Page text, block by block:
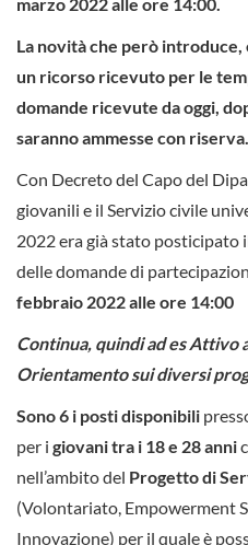
La novità che però introduce,
un ricorso ricevuto per le
domande ricevute da oggi,
saranno ammesse con riserva.
Con Decreto del Capo del
giovanili e il Servizio civile
2022 era già stato posticipato
delle domande di
febbraio 2022 alle ore 14:00
Continua, quindi ad es Attivo
Orientamento sui diversi
Sono 6 i posti disponibili
per i giovani tra i 18 e 28 anni
nell’ambito del Progetto di
(Volontariato, Empowerment
Innovazione) per il quale è